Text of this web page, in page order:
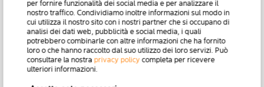
per fornire funzionalità dei social media e per analizzare il
nostro traffico. Condividiamo inoltre informazioni sul modo in
cui utilizza il nostro sito con i nostri partner che si occupano di
analisi dei dati web, pubblicità e social media, i quali
potrebbero combinarle con altre informazioni che ha fornito
loro o che hanno raccolto dal suo utilizzo dei loro servizi. Può
consultare la nostra privacy policy completa per ricevere
ulteriori informazioni.
Torna alla Collezione